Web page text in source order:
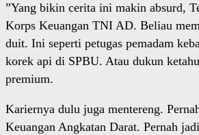
”Yang bikin cerita ini makin absurd,
Korps Keuangan TNI AD. Beliau
duit. Ini seperti petugas pemadam
korek api di SPBU. Atau dukun
premium.
Kariernya dulu juga mentereng.
Keuangan Angkatan Darat. Pernah